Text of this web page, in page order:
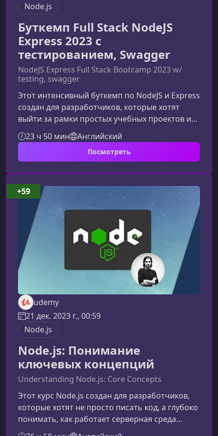
Node.js
Буткемп Full Stack NodeJS
Express 2023 с
тестированием, Swagger
NodeJS Express Full Stack Bootcamp 2023 w/
testing, swagger
Этот интенсивный буткемп по NodeJS и Express
создан для разработчиков, которые хотят
выйти за рамки простых учебных проектов и
освоить полный цикл создания приложений –
от архитектуры и backend‑логики до
интеграции, тестирования и
практику, современные инструменты и
реальные подходы к работе full
stack‑разработчика.Что включает в себя
буткемпОбучение строится вокруг создания
полнофункционального проекта с мо
23 ч 50 мин Английский
Посмотреть
udemy
21 дек. 2023 г., 00:59
Node.js
Node.js: Понимание
ключевых концепций
Understanding Node.js: Core Concepts
Этот курс Node.js создан для разработчиков,
которые хотят не просто писать код, а глубоко
понимать, как работает серверная среда
JavaScript. Вы изучите фундаментальные
+59